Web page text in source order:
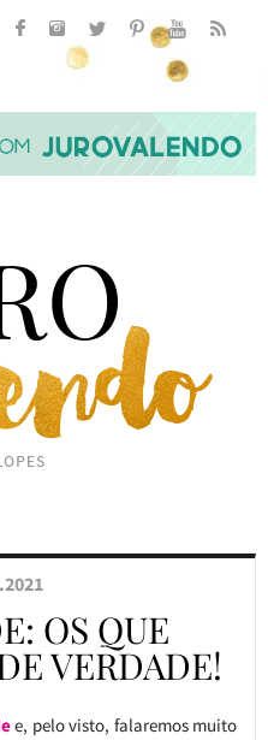
OS QUE
VERDADE!
e, pelo visto, falaremos muito